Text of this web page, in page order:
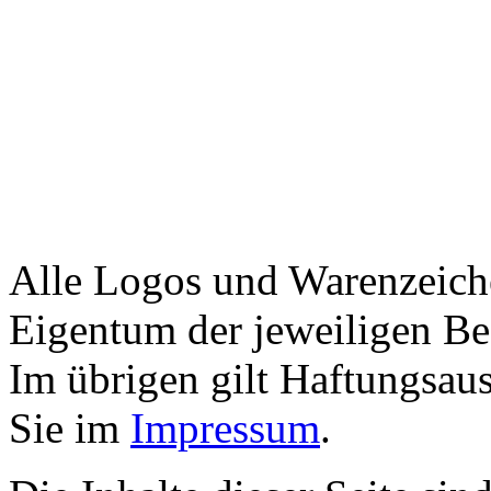
Alle Logos und
Eigentum der jeweiligen
Im übrigen gilt
Sie im Impressum.